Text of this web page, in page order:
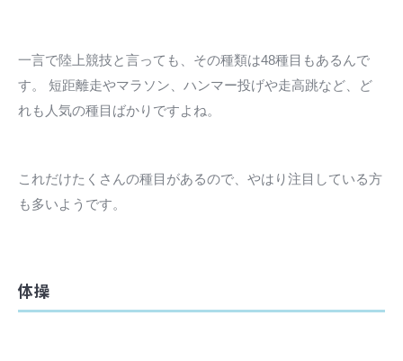
一言で陸上競技と言っても、その種類は48種目もあるんで
す。 短距離走やマラソン、ハンマー投げや走高跳など、ど
れも人気の種目ばかりですよね。
これだけたくさんの種目があるので、やはり注目している方
も多いようです。
体操